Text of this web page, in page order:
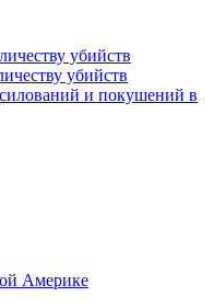
убийств
убийств
и покушений в
Америке